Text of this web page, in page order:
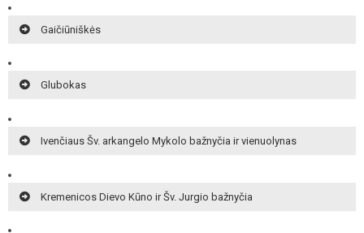
Gaičiūniškės
Glubokas
Ivenčiaus Šv. arkangelo Mykolo bažnyčia ir vienuolynas
Kremenicos Dievo Kūno ir Šv. Jurgio bažnyčia